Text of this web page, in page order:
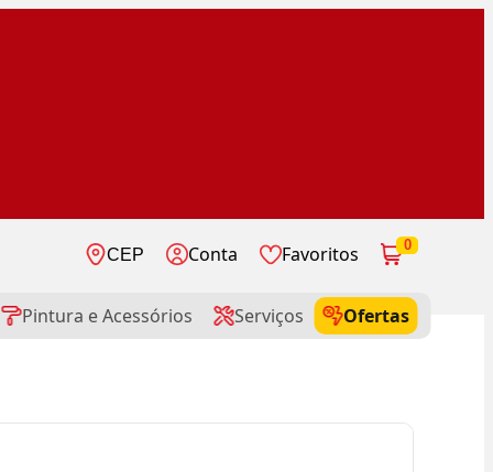
CEP Conta Favoritos 0
Pintura e Acessórios Serviços
Ofertas